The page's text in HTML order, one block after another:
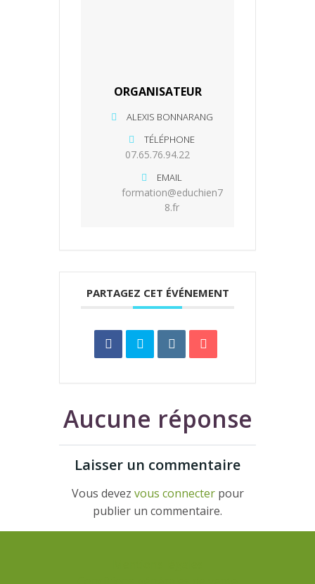
ORGANISATEUR
ALEXIS BONNARANG
TÉLÉPHONE
07.65.76.94.22
EMAIL
formation@educhien7
8.fr
PARTAGEZ CET ÉVÉNEMENT
Aucune réponse
Laisser un commentaire
Vous devez vous connecterpour
publier un commentaire.